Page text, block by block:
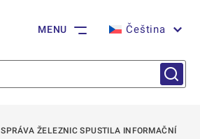
MENU Čeština
SPRÁVA ŽELEZNIC SPUSTILA INFORMAČNÍ